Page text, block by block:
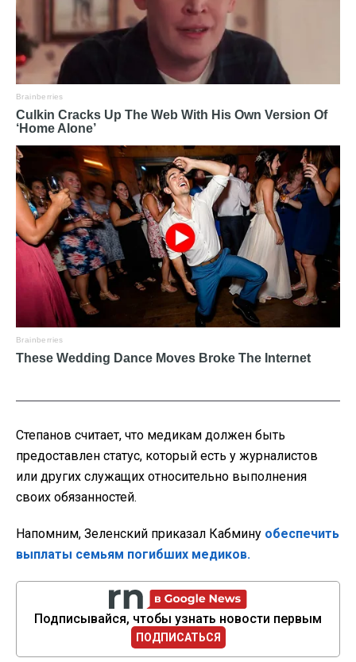
Степанов считает, что медикам должен быть
предоставлен статус, который есть у журналистов
или других служащих относительно выполнения
своих обязанностей.
Напомним, Зеленский приказал Кабмину обеспечить
выплаты семьям погибших медиков.
Подписывайся, чтобы узнать новости первым
ПОДПИСАТЬСЯ